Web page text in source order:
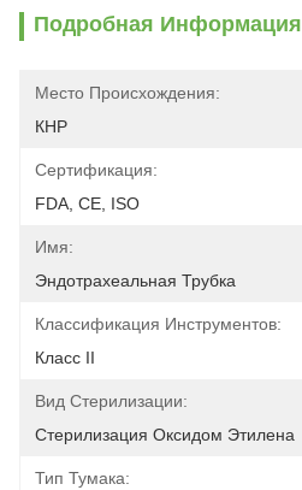
Подробная Информация
Место Происхождения:
КНР
Сертификация:
FDA, CE, ISO
Имя:
Эндотрахеальная Трубка
Классификация Инструментов:
Класс II
Вид Стерилизации:
Стерилизация Оксидом Этилена
Тип Тумака: